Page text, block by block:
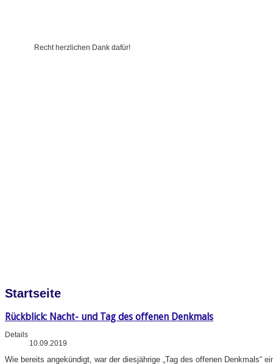
Recht herzlichen Dank dafür!
Startseite
Rückblick: Nacht- und Tag des offenen Denkmals
Details
10.09.2019
Wie bereits angekündigt, war der diesjährige „Tag des offenen Denkmals“